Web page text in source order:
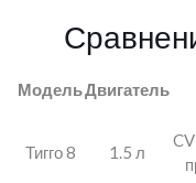
МодельДвигатель
Тигго 8 1.5 л